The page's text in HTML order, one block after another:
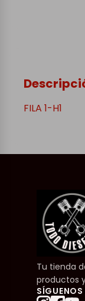
FILA 1-H1
Tu tienda
productos
SÍGUENOS